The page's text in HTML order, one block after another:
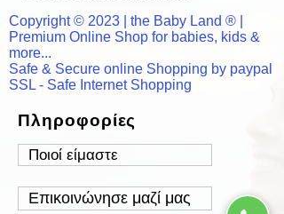
Copyright © 2023 | the Baby Land ® |
Premium Online Shop for babies, kids &
more...
Safe & Secure online Shopping by paypal
SSL - Safe Internet Shopping
Πληροφορίες
Ποιοί είμαστε
Επικοινώνησε μαζί μας